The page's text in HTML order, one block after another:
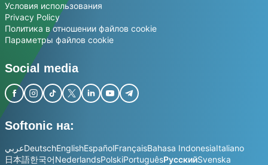
Условия использования
Privacy Policy
Политика в отношении файлов cookie
Параметры файлов cookie
Social media
Softonic на:
عربيDeutschEnglishEspañolFrançaisBahasa IndonesiaItaliano
日本語한국어NederlandsPolskiPortuguêsРусскийSvenska